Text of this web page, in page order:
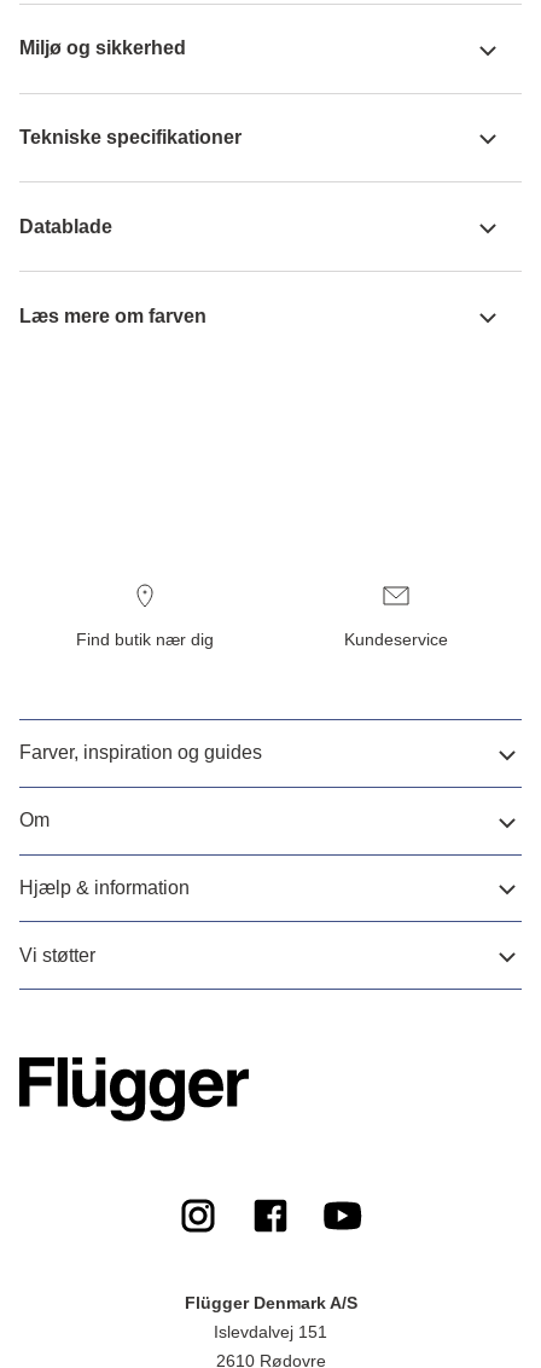
Miljø og sikkerhed
Tekniske specifikationer
Datablade
Læs mere om farven
Find butik nær dig Kundeservice
Farver, inspiration og guides
Om
Hjælp & information
Vi støtter
Flügger Denmark A/S
Islevdalvej 151
2610 Rødovre